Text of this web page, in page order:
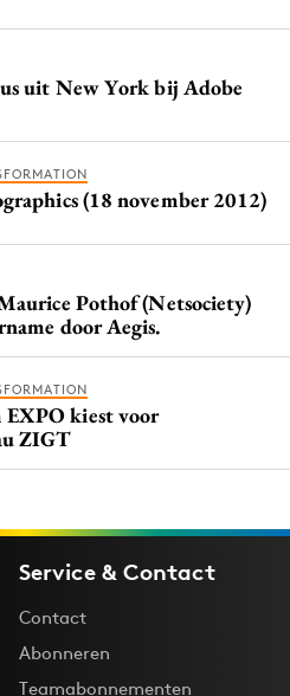
uit New York bij Adobe
(18 november 2012)
Pothof (Netsociety)
door Aegis.
EXPO kiest voor
ZIGT
Service & Contact
Contact
Abonneren
Teamabonnementen